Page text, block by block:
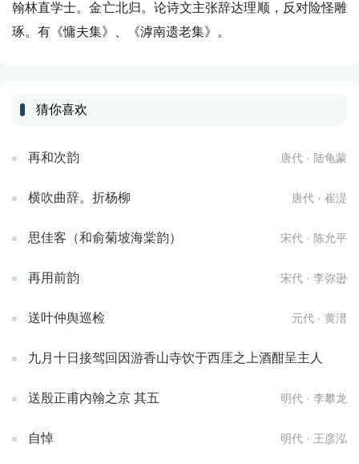
翰林直学士。金亡北归。论诗文主张辞达理顺，反对险怪雕
琢。有《慵夫集》、《滹南遗老集》。
猜你喜欢
再和次韵 唐代 · 陆龟蒙
横吹曲辞。折杨柳 唐代 · 崔湜
思佳客（和俞菊坡海棠韵） 宋代 · 陈允平
再用前韵 宋代 · 李弥逊
送叶仲舆巡检 元代 · 黄溍
九月十日接驾回因游香山寺饮于西厓之上酒酣呈主人
送殷正甫内翰之京 其五 明代 · 李攀龙
自悼 明代 · 王彦泓